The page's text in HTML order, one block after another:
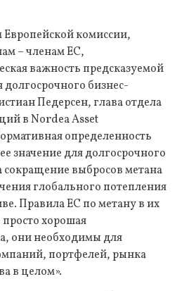
комиссии,
– членам ЕС,
важность предсказуемой
бизнес-
Педерсен, глава отдела
в Nordea Asset
определенность
значение для долгосрочного
сокращение выбросов метана
глобального потепления
Правила ЕС по метану в их
хорошая
они необходимы для
портфелей, рынка
в целом».